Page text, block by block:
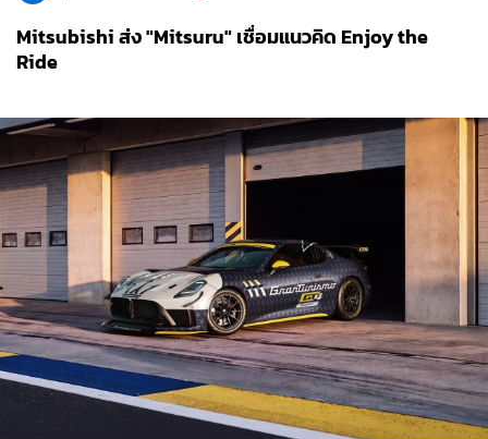
Mitsubishi ส่ง "Mitsuru" เชื่อมแนวคิด Enjoy the
Ride